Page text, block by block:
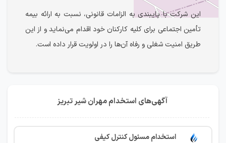
این شرکت با پایبندی به الزامات قانونی، نسبت به ارائه بیمه
تأمین اجتماعی برای کلیه کارکنان خود اقدام می‌نماید و از این
طریق امنیت شغلی و رفاه آن‌ها را در اولویت قرار داده است.
آگهی‌های استخدام مهران شیر تبریز
استخدام مسئول کنترل کیفی